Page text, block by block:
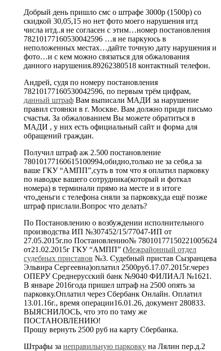
Добрый день пришло смс о штрафе 3000р (1500р) со
скидкой 30,05,15 но нет фото моего нарушения итд
числа итд..я не согласен с этим…номер постановления
78210177160530042596 …я не паркуюсь в
неположенных местах…дайте точную дату нарушения и
фото…и с кем можно связаться для обжалования
данного нарушения.89262380518 контактный телефон.
Андрей, судя по номеру постановления
78210177160530042596, по первым трём цифрам,
данный штраф Вам выписали МАДИ за нарушение
правил стоянки в г. Москве. Вам должно приди письмо
счастья. За обжалованием Вы можете обратиться в
МАДИ , у них есть официальный сайт и форма для
обращений граждан.
Получил штраф аж 2.500 постановление
78010177160615100994,обидно,только не за себя,а за
ваше ГКУ “АМПП”,суть в том что я оплатил парковку
по наводке вашего сотрудника(который и фоткал
номера) в терминали прямо на месте и в итоге
что,деньги с телефона сняли за парковку,да ещё позже
штраф прислали.Вопрос что делать?
По Постановлению о возбуждении исполнительного
производства ИП №307452/15/77047-ИП от
27.05.2015г.по Постановлению№ 78010177150221005624
от21.02.2015г ГКУ “АМПП” (Межрайонный отдел
судебных приставов №3. Судебный пристав Сызранцева
Эльвира Сергеевна)оплатил 2500руб.17.07.2015г.через
ОПЕРУ Среднерусский банк №9040 ФИЛИАЛ №1621.
В январе 2016года пришел штраф на 2500 опять за
парковку.Оплатил через Сбербанк Онлайн. Оплатил
13.01.16г., время операции16.01.26, документ 280833.
ВЫЯСНИЛОСЬ, что это по таму же
ПОСТАНОВЛЕНИЮ!
Прошу вернуть 2500 руб на карту Сбербанка.
Штрафы за неправильную парковку на Лялин пер.д.2